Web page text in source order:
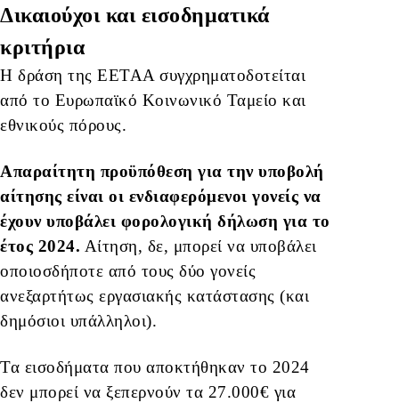
Δικαιούχοι και εισοδηματικά
κριτήρια
Η δράση της ΕΕΤΑΑ συγχρηματοδοτείται
από το Ευρωπαϊκό Κοινωνικό Ταμείο και
εθνικούς πόρους.
Απαραίτητη προϋπόθεση για την υποβολή
αίτησης είναι οι ενδιαφερόμενοι γονείς να
έχουν υποβάλει φορολογική δήλωση για το
έτος 2024. Αίτηση, δε, μπορεί να υποβάλει
οποιοσδήποτε από τους δύο γονείς
ανεξαρτήτως εργασιακής κατάστασης (και
δημόσιοι υπάλληλοι).
Τα εισοδήματα που αποκτήθηκαν το 2024
δεν μπορεί να ξεπερνούν τα 27.000€ για